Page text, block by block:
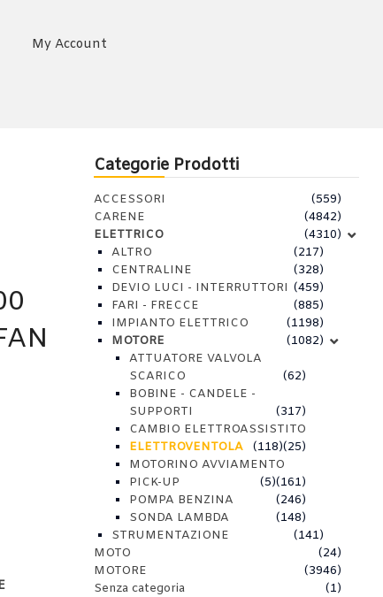
My Account
Categorie Prodotti
ACCESSORI
(559)
CARENE
(4842)
ELETTRICO
(4310)
ALTRO
(217)
CENTRALINE
(328)
DEVIO LUCI - INTERRUTTORI (459)
FARI - FRECCE
(885)
IMPIANTO ELETTRICO
(1198)
MOTORE
(1082)
ATTUATORE VALVOLA
SCARICO
(62)
BOBINE - CANDELE -
SUPPORTI
(317)
CAMBIO ELETTROASSISTITO
(25)
ELETTROVENTOLA
(118)
MOTORINO AVVIAMENTO
(161)
PICK-UP
(5)
POMPA BENZINA
(246)
SONDA LAMBDA
(148)
STRUMENTAZIONE
(141)
MOTO
(24)
MOTORE
(3946)
Senza categoria
(1)